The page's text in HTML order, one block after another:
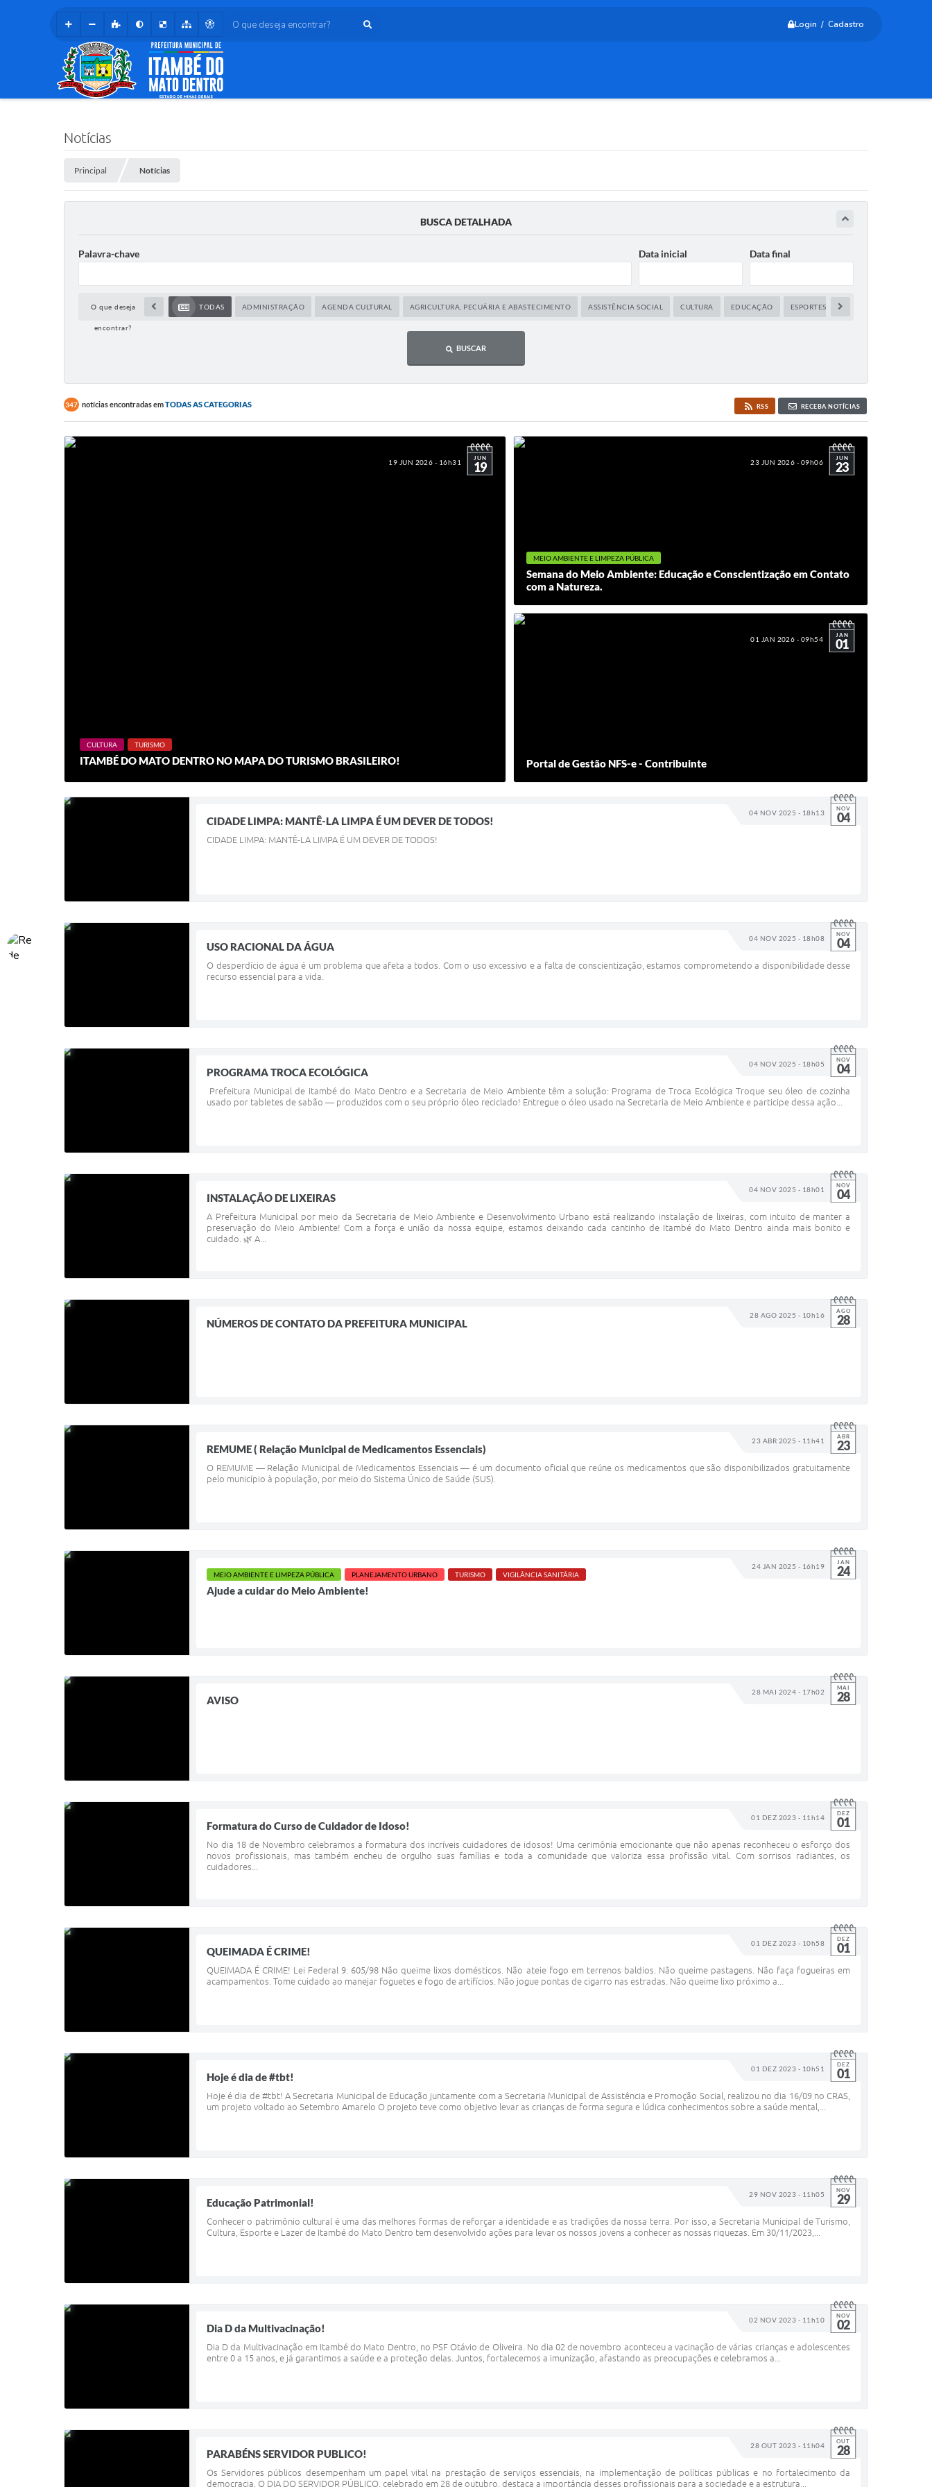
Login / Cadastro
O que deseja encontrar?
Notícias
Principal Notícias
BUSCA DETALHADA
Palavra-chave Data inicial Data final
O que deseja
encontrar?
TODAS ADMINISTRAÇÃO AGENDA CULTURAL AGRICULTURA, PECUÁRIA E ABASTECIMENTO ASSISTÊNCIA SOCIAL CULTURA EDUCAÇÃO ESPORTES,LAZER E JUVENTUDE
BUSCAR
347 notícias encontradas emTODAS AS CATEGORIAS RSS RECEBA NOTÍCIAS
19 JUN 2026 - 16h31 JUN
19
CULTURA TURISMO
ITAMBÉ DO MATO DENTRO NO MAPA DO TURISMO BRASILEIRO!
23 JUN 2026 - 09h06 JUN
23
MEIO AMBIENTE E LIMPEZA PÚBLICA
Semana do Meio Ambiente: Educação e Conscientização em Contato
com a Natureza.
01 JAN 2026 - 09h54 JAN
01
Portal de Gestão NFS-e - Contribuinte
04 NOV 2025 - 18h13 NOV
04
CIDADE LIMPA: MANTÊ-LA LIMPA É UM DEVER DE TODOS!
CIDADE LIMPA: MANTÊ-LA LIMPA É UM DEVER DE TODOS!
04 NOV 2025 - 18h08 NOV
04
USO RACIONAL DA ÁGUA
O desperdício de água é um problema que afeta a todos. Com o uso excessivo e a falta de conscientização, estamos comprometendo a disponibilidade desse
recurso essencial para a vida.
04 NOV 2025 - 18h05 NOV
04
PROGRAMA TROCA ECOLÓGICA
Prefeitura Municipal de Itambé do Mato Dentro e a Secretaria de Meio Ambiente têm a solução: Programa de Troca Ecológica Troque seu óleo de cozinha
usado por tabletes de sabão — produzidos com o seu próprio óleo reciclado! Entregue o óleo usado na Secretaria de Meio Ambiente e participe dessa ação...
04 NOV 2025 - 18h01 NOV
04
INSTALAÇÃO DE LIXEIRAS
A Prefeitura Municipal por meio da Secretaria de Meio Ambiente e Desenvolvimento Urbano está realizando instalação de lixeiras, com intuito de manter a
preservação do Meio Ambiente! Com a força e união da nossa equipe, estamos deixando cada cantinho de Itambé do Mato Dentro ainda mais bonito e
cuidado. 🌿 A...
28 AGO 2025 - 10h16 AGO
28
NÚMEROS DE CONTATO DA PREFEITURA MUNICIPAL
23 ABR 2025 - 11h41 ABR
23
REMUME ( Relação Municipal de Medicamentos Essenciais)
O REMUME — Relação Municipal de Medicamentos Essenciais — é um documento oficial que reúne os medicamentos que são disponibilizados gratuitamente
pelo município à população, por meio do Sistema Único de Saúde (SUS).
24 JAN 2025 - 16h19 JAN
24
MEIO AMBIENTE E LIMPEZA PÚBLICA PLANEJAMENTO URBANO TURISMO VIGILÂNCIA SANITÁRIA
Ajude a cuidar do Meio Ambiente!
28 MAI 2024 - 17h02 MAI
28
AVISO
01 DEZ 2023 - 11h14 DEZ
01
Formatura do Curso de Cuidador de Idoso!
No dia 18 de Novembro celebramos a formatura dos incríveis cuidadores de idosos! Uma cerimônia emocionante que não apenas reconheceu o esforço dos
novos profissionais, mas também encheu de orgulho suas famílias e toda a comunidade que valoriza essa profissão vital. Com sorrisos radiantes, os
cuidadores...
01 DEZ 2023 - 10h58 DEZ
01
QUEIMADA É CRIME!
QUEIMADA É CRIME! Lei Federal 9. 605/98 Não queime lixos domésticos. Não ateie fogo em terrenos baldios. Não queime pastagens. Não faça fogueiras em
acampamentos. Tome cuidado ao manejar foguetes e fogo de artifícios. Não jogue pontas de cigarro nas estradas. Não queime lixo próximo a...
01 DEZ 2023 - 10h51 DEZ
01
Hoje é dia de #tbt!
Hoje é dia de #tbt! A Secretaria Municipal de Educação juntamente com a Secretaria Municipal de Assistência e Promoção Social, realizou no dia 16/09 no CRAS,
um projeto voltado ao Setembro Amarelo O projeto teve como objetivo levar as crianças de forma segura e lúdica conhecimentos sobre a saúde mental,...
29 NOV 2023 - 11h05 NOV
29
Educação Patrimonial!
Conhecer o patrimônio cultural é uma das melhores formas de reforçar a identidade e as tradições da nossa terra. Por isso, a Secretaria Municipal de Turismo,
Cultura, Esporte e Lazer de Itambé do Mato Dentro tem desenvolvido ações para levar os nossos jovens a conhecer as nossas riquezas. Em 30/11/2023,...
02 NOV 2023 - 11h10 NOV
02
Dia D da Multivacinação!
Dia D da Multivacinação em Itambé do Mato Dentro, no PSF Otávio de Oliveira. No dia 02 de novembro aconteceu a vacinação de várias crianças e adolescentes
entre 0 a 15 anos, e já garantimos a saúde e a proteção delas. Juntos, fortalecemos a imunização, afastando as preocupações e celebramos a...
28 OUT 2023 - 11h04 OUT
28
PARABÉNS SERVIDOR PUBLICO!
Os Servidores públicos desempenham um papel vital na prestação de serviços essenciais, na implementação de políticas públicas e no fortalecimento da
democracia. O DIA DO SERVIDOR PÚBLICO, celebrado em 28 de outubro, destaca a importância desses profissionais para a sociedade e a estrutura...